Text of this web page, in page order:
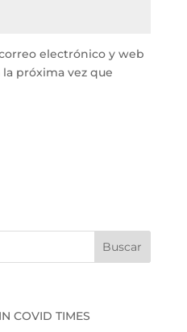
electrónico y web
próxima vez que
COVID TIMES